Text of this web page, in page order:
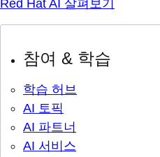
Red Hat AI 살펴보기
참여 & 학습
학습 허브
AI 토픽
AI 파트너
AI 서비스